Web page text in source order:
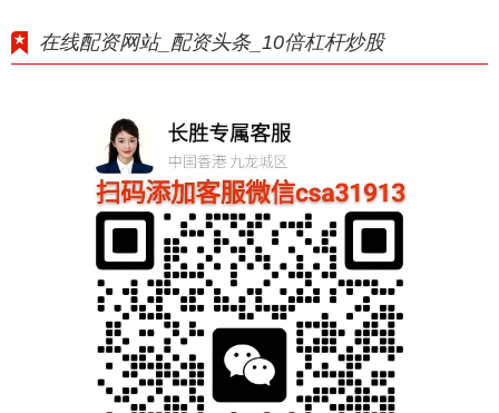
在线配资网站_配资头条_10倍杠杆炒股